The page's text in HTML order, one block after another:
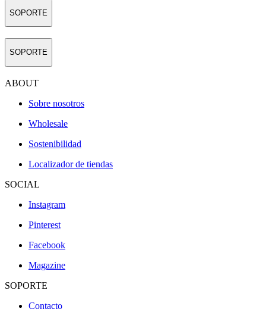
SOPORTE
SOPORTE
ABOUT
Sobre nosotros
Wholesale
Sostenibilidad
Localizador de tiendas
SOCIAL
Instagram
Pinterest
Facebook
Magazine
SOPORTE
Contacto